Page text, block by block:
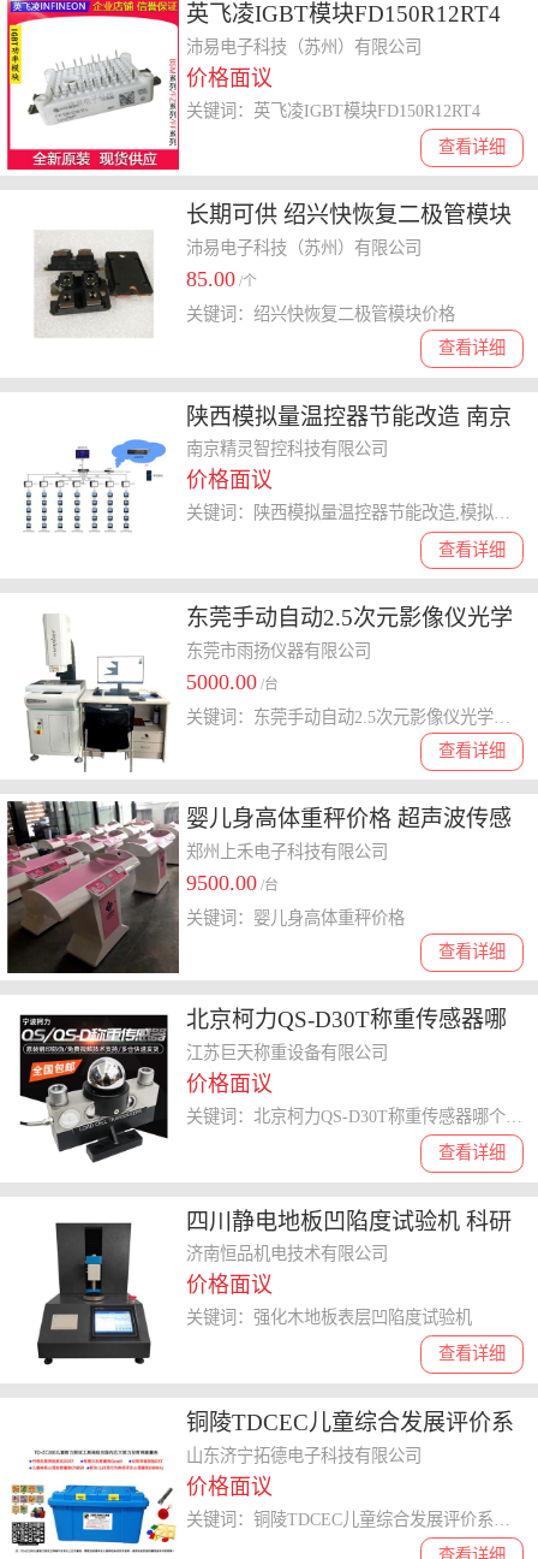
英飞凌IGBT模块FD150R12RT4
FS100R12KE3 欢迎订购
沛易电子科技（苏州）有限公司
价格面议
查看详细
关键词：英飞凌IGBT模块FD150R12RT4
长期可供 绍兴快恢复二极管模块
价格
沛易电子科技（苏州）有限公司
85.00 /个
查看详细
关键词：绍兴快恢复二极管模块价格
陕西模拟量温控器节能改造 南京
精灵智控科技供应
南京精灵智控科技有限公司
价格面议
查看详细
关键词：陕西模拟量温控器节能改造,模拟量温控器
东莞手动自动2.5次元影像仪光学
投影测量仪 使用方便 雨扬仪器
东莞市雨扬仪器有限公司
5000.00 /台
查看详细
婴儿身高体重秤价格 超声波传感
器
郑州上禾电子科技有限公司
9500.00 /台
查看详细
关键词：婴儿身高体重秤价格
北京柯力QS-D30T称重传感器哪
个牌子好 性能稳定
江苏巨天称重设备有限公司
价格面议
查看详细
四川静电地板凹陷度试验机 科研
单位 强化木地板表层凹陷度试验
机
济南恒品机电技术有限公司
价格面议
查看详细
关键词：强化木地板表层凹陷度试验机
铜陵TDCEC儿童综合发展评价系
统哪家好 儿童体检系统
山东济宁拓德电子科技有限公司
价格面议
查看详细